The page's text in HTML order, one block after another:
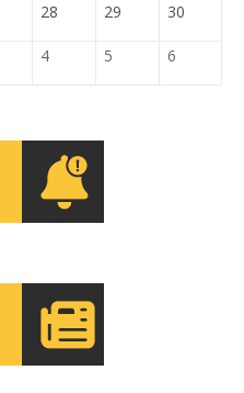
28 29 30
4 5 6